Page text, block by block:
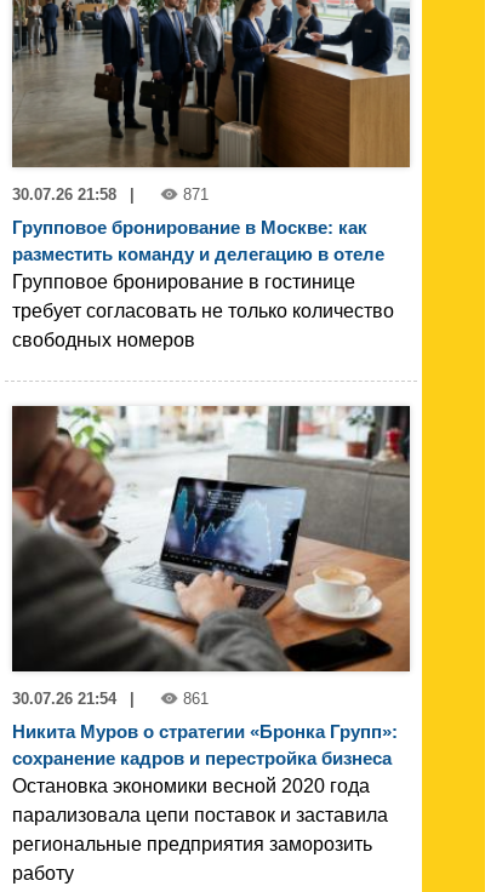
30.07.26 21:58 871
Групповое бронирование в Москве: как
разместить команду и делегацию в отеле
Групповое бронирование в гостинице
требует согласовать не только количество
свободных номеров
30.07.26 21:54 861
Никита Муров о стратегии «Бронка Групп»:
сохранение кадров и перестройка бизнеса
Остановка экономики весной 2020 года
парализовала цепи поставок и заставила
региональные предприятия заморозить
работу